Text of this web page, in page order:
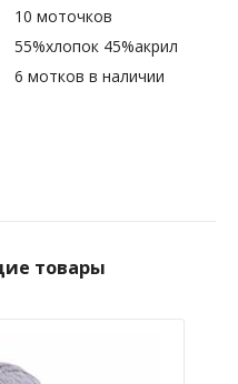
10 моточков
55%хлопок 45%акрил
6 мотков в наличии
товары